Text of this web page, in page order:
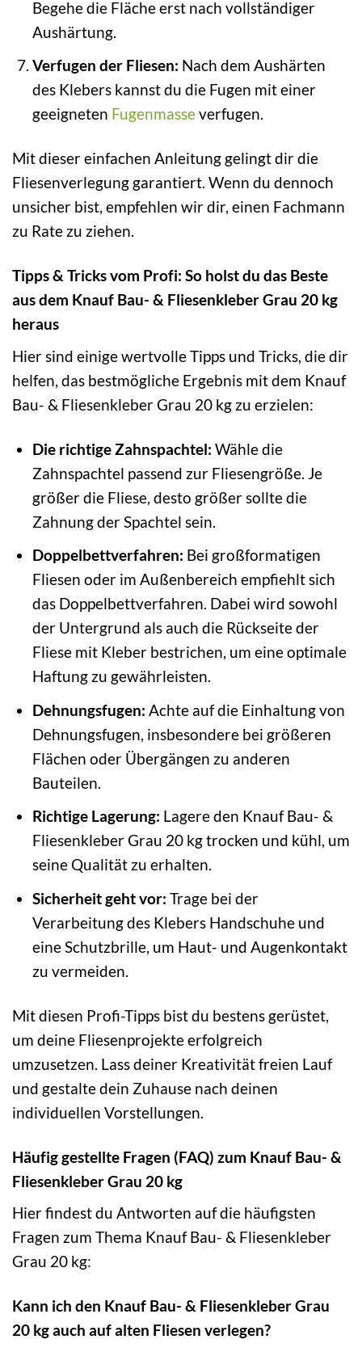
Begehe die Fläche erst nach vollständiger
Aushärtung.
Verfugen der Fliesen: Nach dem Aushärten
des Klebers kannst du die Fugen mit einer
geeigneten Fugenmasseverfugen.
Mit dieser einfachen Anleitung gelingt dir die
Fliesenverlegung garantiert. Wenn du dennoch
unsicher bist, empfehlen wir dir, einen Fachmann
zu Rate zu ziehen.
Tipps & Tricks vom Profi: So holst du das Beste
aus dem Knauf Bau- & Fliesenkleber Grau 20 kg
heraus
Hier sind einige wertvolle Tipps und Tricks, die dir
helfen, das bestmögliche Ergebnis mit dem Knauf
Bau- & Fliesenkleber Grau 20 kg zu erzielen:
Die richtige Zahnspachtel: Wähle die
Zahnspachtel passend zur Fliesengröße. Je
größer die Fliese, desto größer sollte die
Zahnung der Spachtel sein.
Doppelbettverfahren: Bei großformatigen
Fliesen oder im Außenbereich empfiehlt sich
das Doppelbettverfahren. Dabei wird sowohl
der Untergrund als auch die Rückseite der
Fliese mit Kleber bestrichen, um eine optimale
Haftung zu gewährleisten.
Dehnungsfugen: Achte auf die Einhaltung von
Dehnungsfugen, insbesondere bei größeren
Flächen oder Übergängen zu anderen
Bauteilen.
Richtige Lagerung: Lagere den Knauf Bau- &
Fliesenkleber Grau 20 kg trocken und kühl, um
seine Qualität zu erhalten.
Sicherheit geht vor: Trage bei der
Verarbeitung des Klebers Handschuhe und
eine Schutzbrille, um Haut- und Augenkontakt
zu vermeiden.
Mit diesen Profi-Tipps bist du bestens gerüstet,
um deine Fliesenprojekte erfolgreich
umzusetzen. Lass deiner Kreativität freien Lauf
und gestalte dein Zuhause nach deinen
individuellen Vorstellungen.
Häufig gestellte Fragen (FAQ) zum Knauf Bau- &
Fliesenkleber Grau 20 kg
Hier findest du Antworten auf die häufigsten
Fragen zum Thema Knauf Bau- & Fliesenkleber
Grau 20 kg:
Kann ich den Knauf Bau- & Fliesenkleber Grau
20 kg auch auf alten Fliesen verlegen?